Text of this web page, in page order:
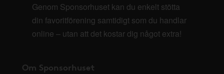
Genom Sponsorhuset kan du enkelt stötta
din favoritförening samtidigt som du handlar
online – utan att det kostar dig något extra!
Om Sponsorhuset